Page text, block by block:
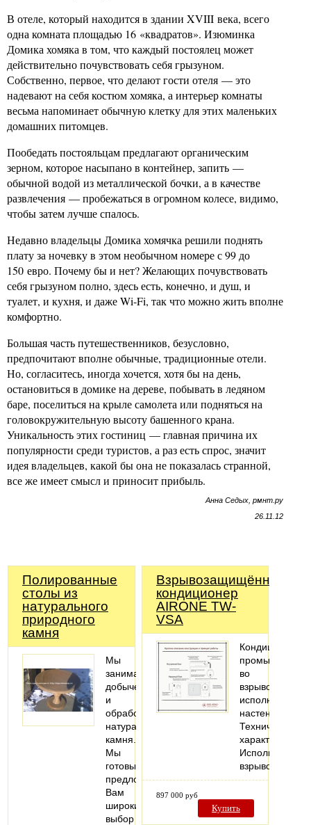
В отеле, который находится в здании XVIII века, всего
одна комната площадью 16 «квадратов». Изюминка
Домика хомяка в том, что каждый постоялец может
действительно почувствовать себя грызуном.
Собственно, первое, что делают гости отеля — это
надевают на себя костюм хомяка, а интерьер комнаты
весьма напоминает обычную клетку для этих маленьких
домашних питомцев.
Пообедать постояльцам предлагают органическим
зерном, которое насыпано в контейнер, запить —
обычной водой из металлической бочки, а в качестве
развлечения — пробежаться в огромном колесе, видимо,
чтобы затем лучше спалось.
Недавно владельцы Домика хомячка решили поднять
плату за ночевку в этом необычном номере с 99 до
150 евро. Почему бы и нет? Желающих почувствовать
себя грызуном полно, здесь есть, конечно, и душ, и
туалет, и кухня, и даже Wi-Fi, так что можно жить вполне
комфортно.
Большая часть путешественников, безусловно,
предпочитают вполне обычные, традиционные отели.
Но, согласитесь, иногда хочется, хотя бы на день,
остановиться в домике на дереве, побывать в ледяном
баре, поселиться на крыле самолета или подняться на
головокружительную высоту башенного крана.
Уникальность этих гостиниц — главная причина их
популярности среди туристов, а раз есть спрос, значит
идея владельцев, какой бы она не показалась странной,
все же имеет смысл и приносит прибыль.
Анна Седых, рмнт.ру
26.11.12
Полированные
столы из
натурального
природного
камня
Мы
занимаемся
добычей
и
обработкой
натурального
камня.
Мы
готовы
предложить
Вам
широкий
выбор
Взрывозащищённый
кондиционер
AIRONE TW-
VSA
Кондиционер
во
исполнении,
настенный.
Технические
характеристики
Исполнение:
897 000 руб
Купить